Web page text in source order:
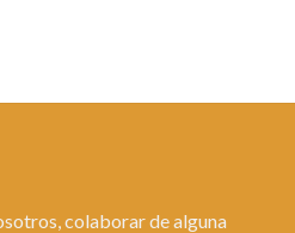
colaborar de alguna